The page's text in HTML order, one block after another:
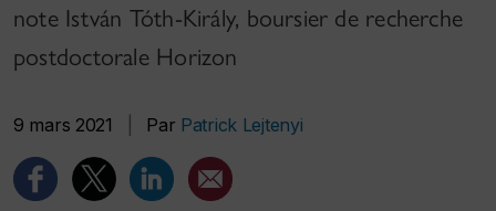
note István Tóth-Király, boursier de recherche
postdoctorale Horizon
9 mars 2021 Par Patrick Lejtenyi